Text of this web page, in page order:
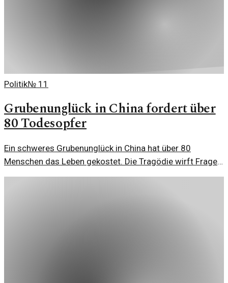
Politik№ 11
Grubenunglück in China fordert über
80 Todesopfer
Ein schweres Grubenunglück in China hat über 80
Menschen das Leben gekostet. Die Tragödie wirft Fragen
zur Arbeitssicherheit und dem Zustand der